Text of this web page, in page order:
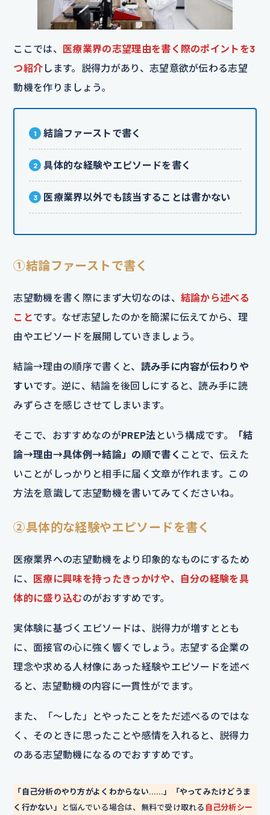
ここでは、 医療業界の志望理由を書く際のポイントを3
つ紹介 します。説得力があり、志望意欲が伝わる志望
動機を作りましょう。
結論ファーストで書く
具体的な経験やエピソードを書く
医療業界以外でも該当することは書かない
①結論ファーストで書く
志望動機を書く際にまず大切なのは、 結論から述べる
ことです。なぜ志望したのかを簡潔に伝えてから、理
由やエピソードを展開していきましょう。
結論→理由の順序で書くと、 読み手に内容が伝わりや
すいです。逆に、結論を後回しにすると、読み手に読
みずらさを感じさせてしまいます。
そこで、おすすめなのがPREP法 という構成です。
「結
論→理由→具体例→結論」の順で書く ことで、伝えた
いことがしっかりと相手に届く文章が作れます。この
方法を意識して志望動機を書いてみてくださいね。
②具体的な経験やエピソードを書く
医療業界への志望動機をより印象的なものにするため
に、 医療に興味を持ったきっかけや、自分の経験を具
体的に盛り込むのがおすすめです。
実体験に基づくエピソードは、説得力が増すととも
に、面接官の心に強く響くでしょう。志望する企業の
理念や求める人材像にあった経験やエピソードを述べ
ると、志望動機の内容に一貫性がでます。
また、「～した」とやったことをただ述べるのではな
く、そのときに思ったことや感情を入れると、説得力
のある志望動機になるのでおすすめです。
「自己分析のやり方がよくわからない……」「やってみたけどうま
く行かない」
と悩んでいる場合は、無料で受け取れる 自己分析シー